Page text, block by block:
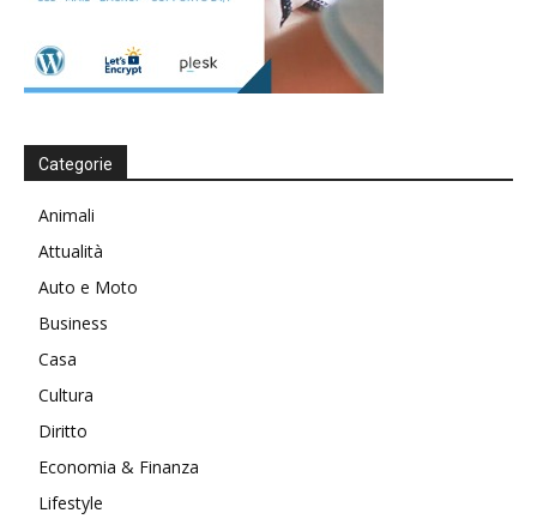
Categorie
Animali
Attualità
Auto e Moto
Business
Casa
Cultura
Diritto
Economia & Finanza
Lifestyle